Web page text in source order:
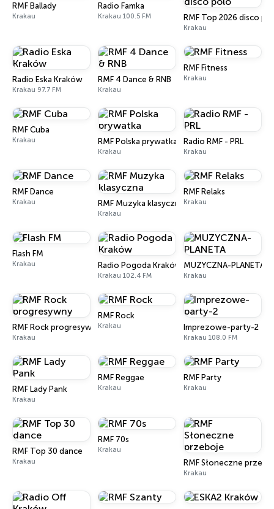
RMF Ballady
Krakau
Radio Famka
Krakau 100.5 FM RMF Top 2026 disco
Krakau
Radio Eska Kraków
Krakau 97.7 FM
RMF 4 Dance & RNB
Krakau
RMF Fitness
Krakau
RMF Cuba
Krakau RMF Polska prywatka
Krakau
Radio RMF - PRL
Krakau
RMF Dance
Krakau RMF Muzyka klasyczna
Krakau
RMF Relaks
Krakau
Flash FM
Krakau Radio Pogoda Kraków
Krakau 102.4 FM
MUZYCZNA-PLANETA
Krakau
RMF Rock progresywny
Krakau
RMF Rock
Krakau Imprezowe-party-2
Krakau 108.0 FM
RMF Lady Pank
Krakau
RMF Reggae
Krakau
RMF Party
Krakau
RMF Top 30 dance
Krakau
RMF 70s
Krakau
RMF Słoneczne
Krakau